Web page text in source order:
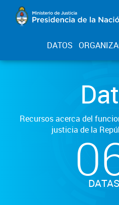
DATOS
Recursos acerca del
justicia de la